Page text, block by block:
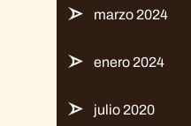
marzo 2024
enero 2024
julio 2020